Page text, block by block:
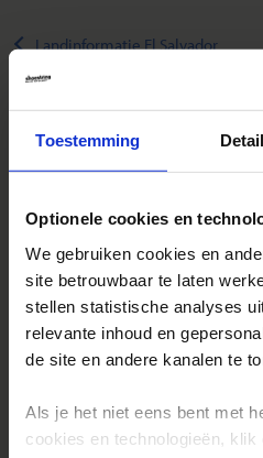
Toestemming
Optionele cookies en
We gebruiken cookies en
site betrouwbaar te laten
stellen statistische analyses
relevante inhoud en
de site en andere kanalen te
Als je het niet eens bent met
cookies en technologieën, klik
Landinformatie El Salvador
Reizen met Shoestring
De belangrijkste info op een rij
Bestemmingen
Duurzaam reizen
Reis- en annuleringsvoorwaarden
Veelgestelde vragen